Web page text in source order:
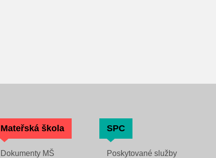
Mateřská škola
Dokumenty MŠ
SPC
Poskytované služby